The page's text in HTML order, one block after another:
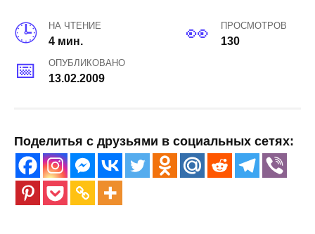
НА ЧТЕНИЕ
4 мин.
ПРОСМОТРОВ
130
ОПУБЛИКОВАНО
13.02.2009
Поделитья с друзьями в социальных сетях: